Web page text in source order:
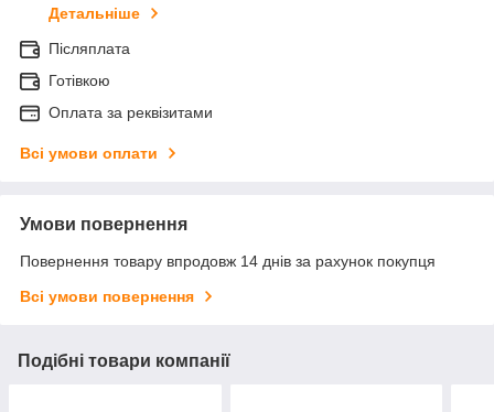
Детальніше
Післяплата
Готівкою
Оплата за реквізитами
Всі умови оплати
Умови повернення
Повернення товару впродовж 14 днів за рахунок покупця
Всі умови повернення
Подібні товари компанії